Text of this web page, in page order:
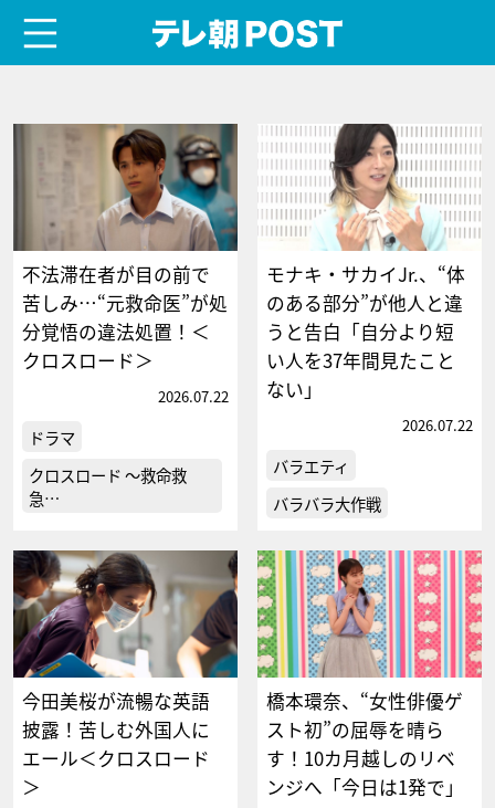
不法滞在者が目の前で
苦しみ…“元救命医”が処
分覚悟の違法処置！＜
クロスロード＞
2026.07.22
ドラマ
クロスロード ～救命救
急…
モナキ・サカイJr.、“体
のある部分”が他人と違
うと告白「自分より短
い人を37年間見たこと
ない」
2026.07.22
バラエティ
バラバラ大作戦
今田美桜が流暢な英語
披露！苦しむ外国人に
エール＜クロスロード
＞
橋本環奈、“女性俳優ゲ
スト初”の屈辱を晴ら
す！10カ月越しのリベ
ンジへ「今日は1発で」